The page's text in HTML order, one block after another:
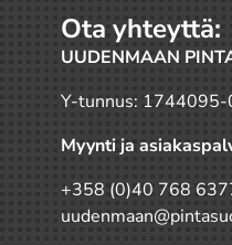
Ota yhteyttä:
UUDENMAAN
Y-tunnus: 1744095-
Myynti ja
+358 (0)40 768